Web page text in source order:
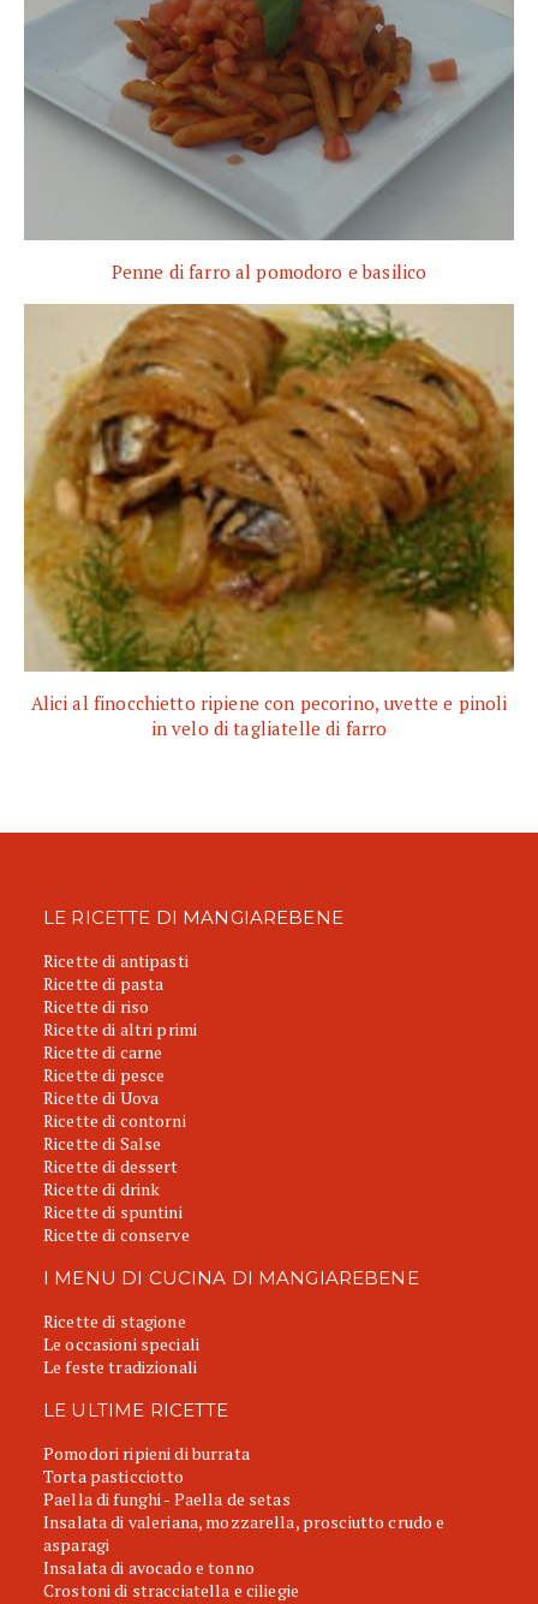
Penne di farro al pomodoro e basilico
Alici al finocchietto ripiene con pecorino, uvette e pinoli
in velo di tagliatelle di farro
LE RICETTE DI MANGIAREBENE
Ricette di antipasti
Ricette di pasta
Ricette di riso
Ricette di altri primi
Ricette di carne
Ricette di pesce
Ricette di Uova
Ricette di contorni
Ricette di Salse
Ricette di dessert
Ricette di drink
Ricette di spuntini
Ricette di conserve
I MENU DI CUCINA DI MANGIAREBENE
Ricette di stagione
Le occasioni speciali
Le feste tradizionali
LE ULTIME RICETTE
Pomodori ripieni di burrata
Torta pasticciotto
Paella di funghi - Paella de setas
Insalata di valeriana, mozzarella, prosciutto crudo e
asparagi
Insalata di avocado e tonno
Crostoni di stracciatella e ciliegie